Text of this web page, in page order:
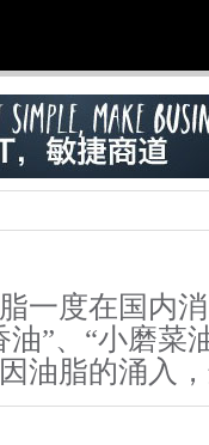
度在国内消
”、“小磨菜
油脂的涌入